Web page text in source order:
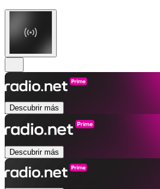
Descubrir más
Descubrir más